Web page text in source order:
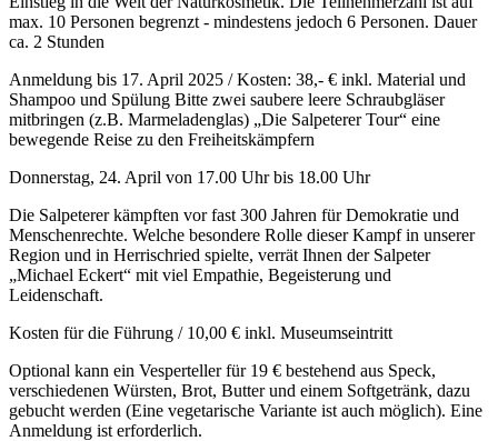
max. 10 Personen begrenzt - mindestens jedoch 6 Personen. Dauer
ca. 2 Stunden
Anmeldung bis 17. April 2025 / Kosten: 38,- € inkl. Material und
Shampoo und Spülung Bitte zwei saubere leere Schraubgläser
mitbringen (z.B. Marmeladenglas) „Die Salpeterer Tour“ eine
bewegende Reise zu den Freiheitskämpfern
Donnerstag, 24. April von 17.00 Uhr bis 18.00 Uhr
Die Salpeterer kämpften vor fast 300 Jahren für Demokratie und
Menschenrechte. Welche besondere Rolle dieser Kampf in unserer
Region und in Herrischried spielte, verrät Ihnen der Salpeter
„Michael Eckert“ mit viel Empathie, Begeisterung und
Leidenschaft.
Kosten für die Führung / 10,00 € inkl. Museumseintritt
Optional kann ein Vesperteller für 19 € bestehend aus Speck,
verschiedenen Würsten, Brot, Butter und einem Softgetränk, dazu
gebucht werden (Eine vegetarische Variante ist auch möglich). Eine
Anmeldung ist erforderlich.